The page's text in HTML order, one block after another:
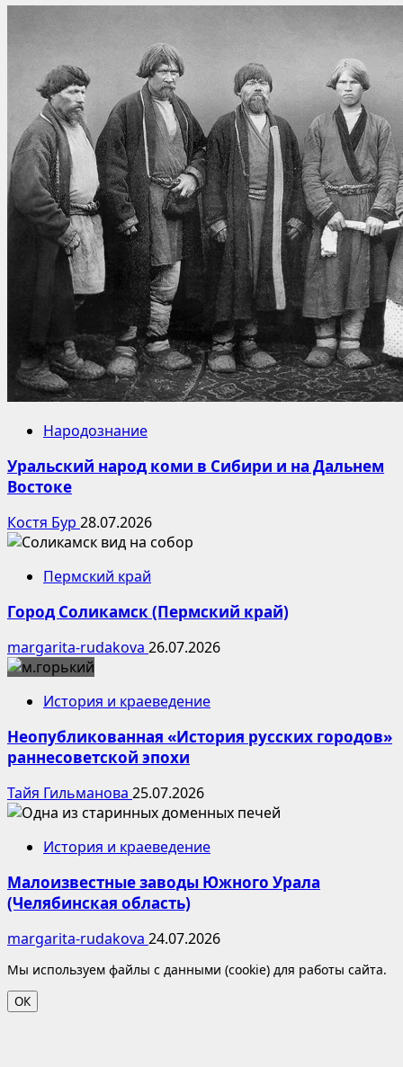
Народознание
Уральский народ коми в Сибири и на Дальнем
Востоке
Костя Бур 28.07.2026
Пермский край
Город Соликамск (Пермский край)
margarita-rudakova 26.07.2026
История и краеведение
Неопубликованная «История русских городов»
раннесоветской эпохи
Тайя Гильманова 25.07.2026
История и краеведение
Малоизвестные заводы Южного Урала
(Челябинская область)
margarita-rudakova 24.07.2026
Мы используем файлы с данными (cookie) для работы сайта.
ОК